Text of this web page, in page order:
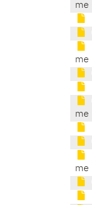
me
me
me
me